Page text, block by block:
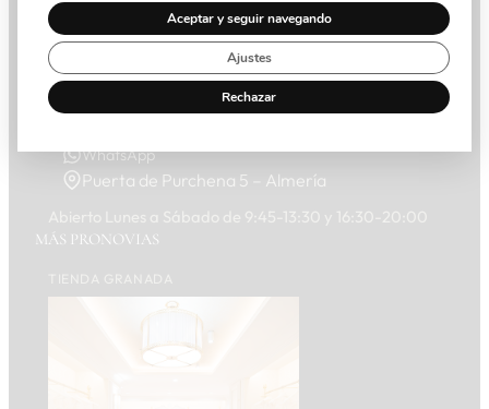
WhatsApp
Puerta de Purchena 5 – Almería
MÁS PRONOVIAS
Aceptar y seguir navegando
Rechazar
Ajustes